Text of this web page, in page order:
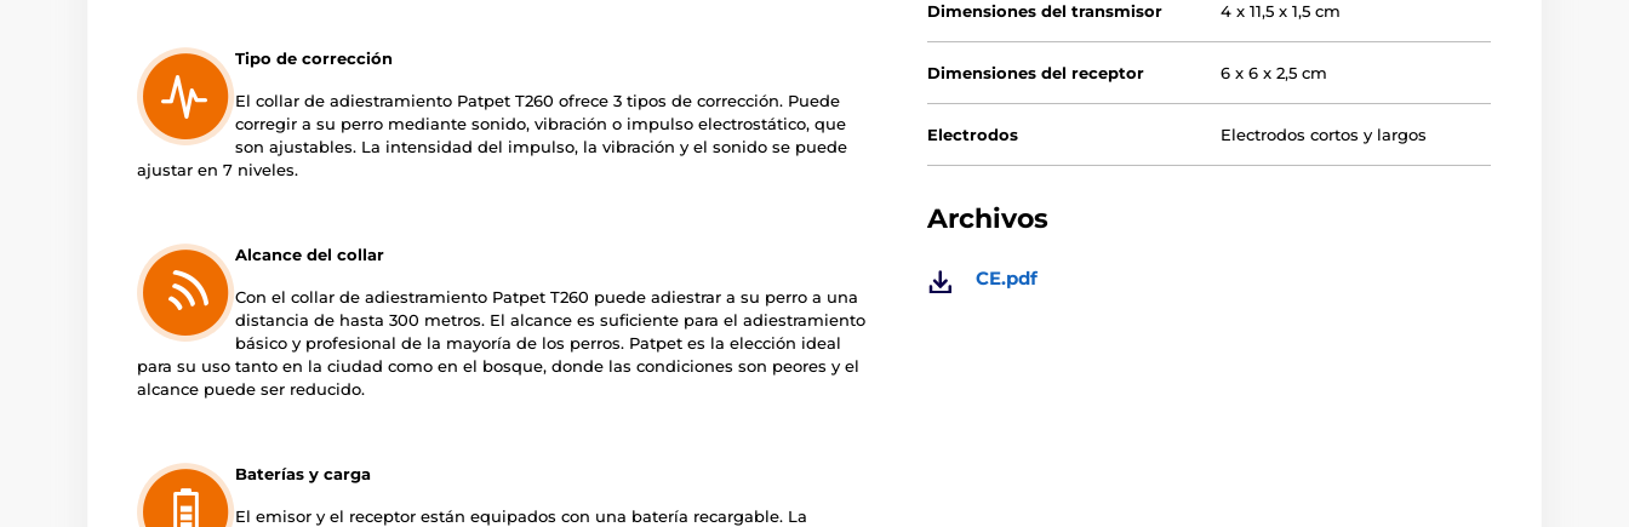
Tipo de corrección
El collar de adiestramiento Patpet T260 ofrece 3 tipos de corrección. Puede
corregir a su perro mediante sonido, vibración o impulso electrostático, que
son ajustables. La intensidad del impulso, la vibración y el sonido se puede
ajustar en 7 niveles.
Alcance del collar
Con el collar de adiestramiento Patpet T260 puede adiestrar a su perro a una
distancia de hasta 300 metros. El alcance es suficiente para el adiestramiento
básico y profesional de la mayoría de los perros. Patpet es la elección ideal
para su uso tanto en la ciudad como en el bosque, donde las condiciones son peores y el
alcance puede ser reducido.
Baterías y carga
El emisor y el receptor están equipados con una batería recargable. La
Dimensiones del transmisor 4 x 11,5 x 1,5 cm
Dimensiones del receptor 6 x 6 x 2,5 cm
Electrodos Electrodos cortos y largos
Archivos
CE.pdf